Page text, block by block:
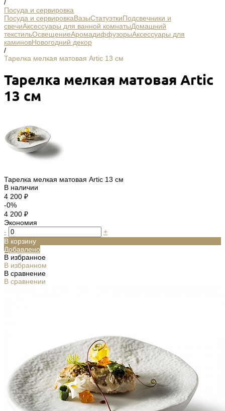
/
Посуда и сервировка
Посуда и сервировкаВазыСтатуэткиПодсвечники и
свечиАксессуары для ванной комнатыДомашний
текстильОсвещениеАромадиффузорыАксессуары для
каминовНовогодний декор
/
Тарелка мелкая матовая Artic 13 см
Тарелка мелкая матовая Artic
13 см
Тарелка мелкая матовая Artic 13 см
В наличии
4 200 ₽
-0%
4 200 ₽
Экономия
-
+
В корзину
Добавлено
В избранное
В избранном
В сравнение
В сравнении